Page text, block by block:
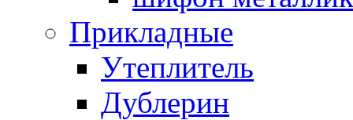
Прикладные
Утеплитель
Дублерин